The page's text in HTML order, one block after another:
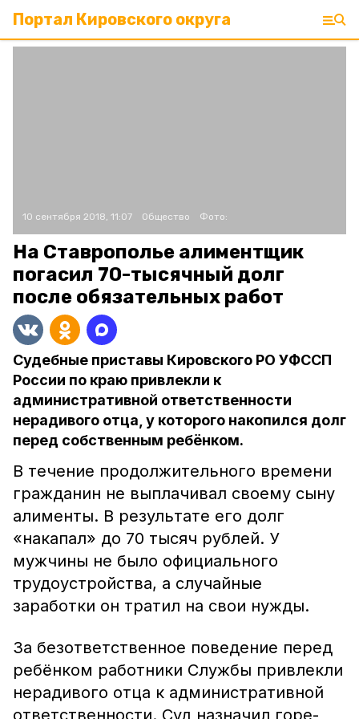
Портал Кировского округа
10 сентября 2018, 11:07 Общество Фото:
На Ставрополье алиментщик
погасил 70-тысячный долг
после обязательных работ
Судебные приставы Кировского РО УФССП
России по краю привлекли к
административной ответственности
нерадивого отца, у которого накопился долг
перед собственным ребёнком.
В течение продолжительного времени
гражданин не выплачивал своему сыну
алименты. В результате его долг
«накапал» до 70 тысяч рублей. У
мужчины не было официального
трудоустройства, а случайные
заработки он тратил на свои нужды.
За безответственное поведение перед
ребёнком работники Службы привлекли
нерадивого отца к административной
ответственности. Суд назначил горе-